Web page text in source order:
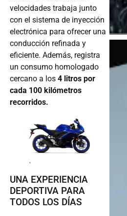
velocidades trabaja junto
con el sistema de inyección
electrónica para ofrecer una
conducción refinada y
eficiente. Además, registra
un consumo homologado
cercano a los 4 litros por
cada 100 kilómetros
recorridos.
.
UNA EXPERIENCIA
DEPORTIVA PARA
TODOS LOS DÍAS